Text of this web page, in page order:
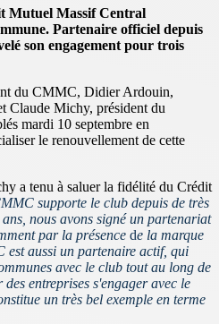
Mutuel Massif Central
Partenaire officiel depuis
son engagement pour trois
du CMMC, Didier Ardouin,
Claude Michy, président du
mardi 10 septembre en
le renouvellement de cette
a tenu à saluer la fidélité du Crédit
supporte le club depuis de très
nous avons signé un partenariat
par la présence de la marque
aussi un partenaire actif, qui
avec le club tout au long de
entreprises s'engager avec le
un très bel exemple en terme